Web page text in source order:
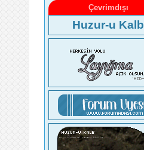
Çevrimdışı
Huzur-u Kalb